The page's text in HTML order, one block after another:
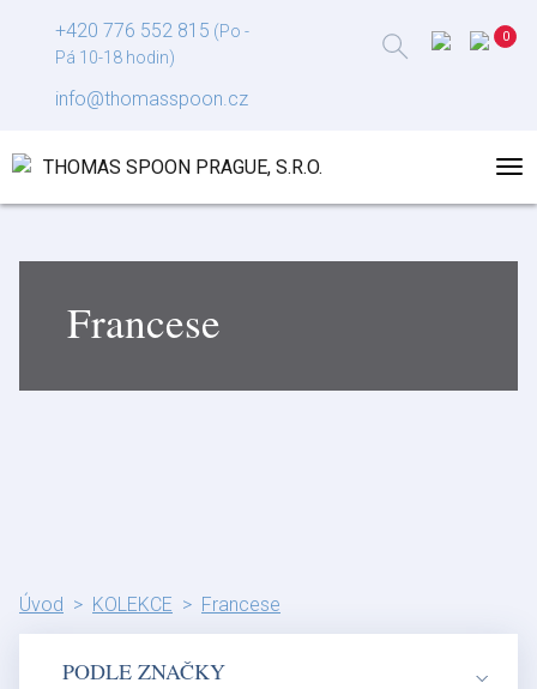
+420 776 552 815 (Po -
Pá 10-18 hodin)
info@thomasspoon.cz
Francese
Úvod KOLEKCE Francese
PODLE ZNAČKY